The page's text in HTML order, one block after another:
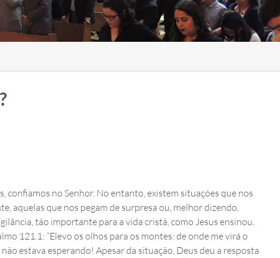
confiamos no Senhor. No entanto, existem situações que nos
aquelas que nos pegam de surpresa ou, melhor dizendo,
tão importante para a vida cristã, como Jesus ensinou.
121.1: “Elevo os olhos para os montes: de onde me virá o
estava esperando! Apesar da situação, Deus deu a resposta